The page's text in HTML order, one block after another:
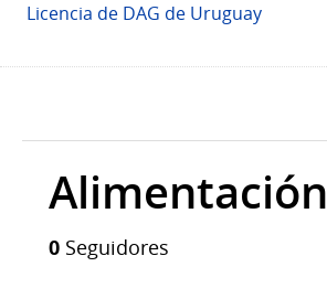
Licencia de DAG de Uruguay
Alimentación
0 Seguidores